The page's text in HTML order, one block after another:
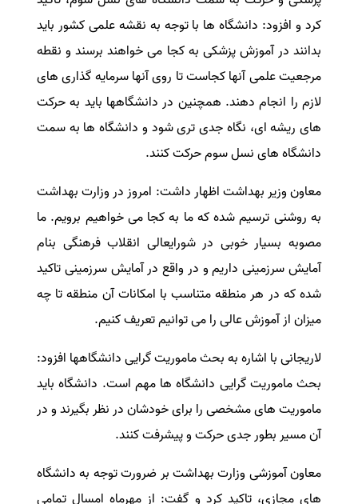
کرد و افزود: دانشگاه ها با توجه به نقشه علمی کشور باید
بدانند در آموزش پزشکی به کجا می خواهند برسند و نقطه
مرجعیت علمی آنها کجاست تا روی آنها سرمایه گذاری های
لازم را انجام دهند. همچنین در دانشگاهها باید به حرکت
های ریشه ای، نگاه جدی تری شود و دانشگاه ها به سمت
دانشگاه های نسل سوم حرکت کنند.
معاون وزیر بهداشت اظهار داشت: امروز در وزارت بهداشت
به روشنی ترسیم شده که ما به کجا می خواهیم برویم. ما
مصوبه بسیار خوبی در شورایعالی انقلاب فرهنگی بنام
آمایش سرزمینی داریم و در واقع در آمایش سرزمینی تاکید
شده که در هر منطقه متناسب با امکانات آن منطقه تا چه
میزان از آموزش عالی را می توانیم تعریف کنیم.
لاریجانی با اشاره به بحث ماموریت گرایی دانشگاهها افزود:
بحث ماموریت گرایی دانشگاه ها مهم است. دانشگاه باید
ماموریت های مشخصی را برای خودشان در نظر بگیرند و در
آن مسیر بطور جدی حرکت و پیشرفت کنند.
معاون آموزشی وزارت بهداشت بر ضرورت توجه به دانشگاه
های مجازی، تاکید کرد و گفت: از مهرماه امسال تمامی